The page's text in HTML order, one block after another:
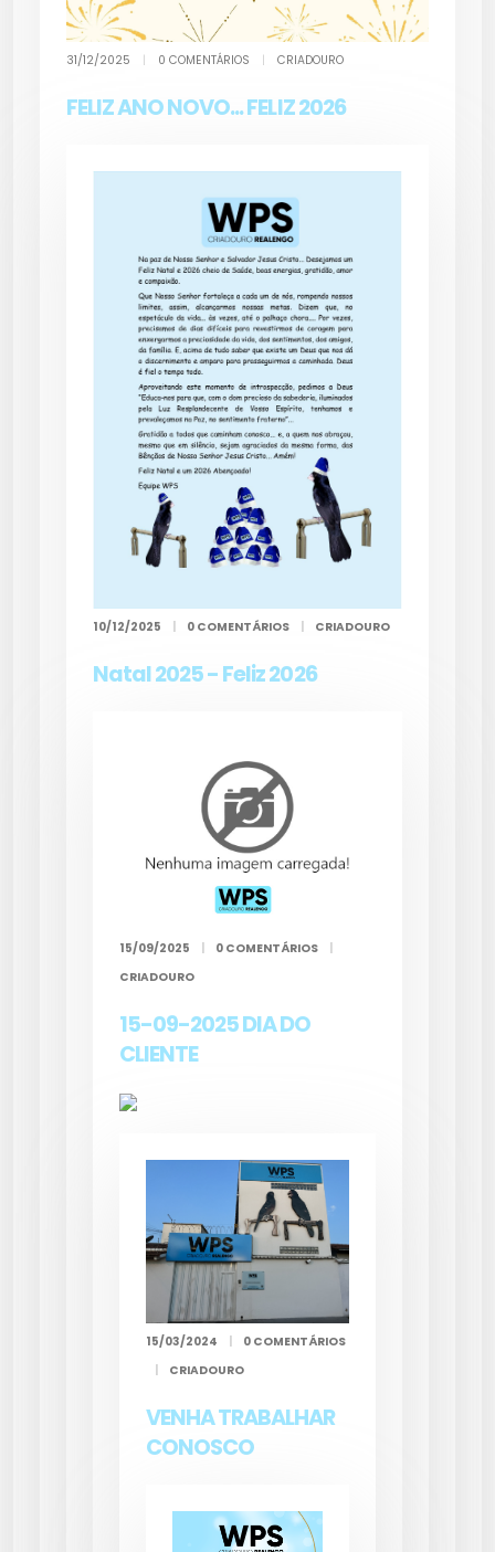
31/12/2025 0 COMENTÁRIOS CRIADOURO
FELIZ ANO NOVO... FELIZ 2026
10/12/2025 0 COMENTÁRIOS CRIADOURO
Natal 2025 - Feliz 2026
15/09/2025 0 COMENTÁRIOS
CRIADOURO
15-09-2025 DIA DO
CLIENTE
15/03/2024
0 COMENTÁRIOS
CRIADOURO
VENHA TRABALHAR
CONOSCO